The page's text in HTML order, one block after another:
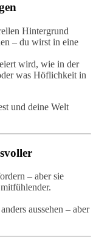
Hintergrund
– du wirst in eine
wird, wie in der
was Höflichkeit in
und deine Welt
– aber sie
aussehen – aber